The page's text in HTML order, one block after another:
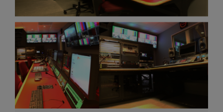
Videlio Events – Agence
événementielle à Lille
Notre agence événementielle à Lille pour votre
projet événementiel. Vous cherchez un